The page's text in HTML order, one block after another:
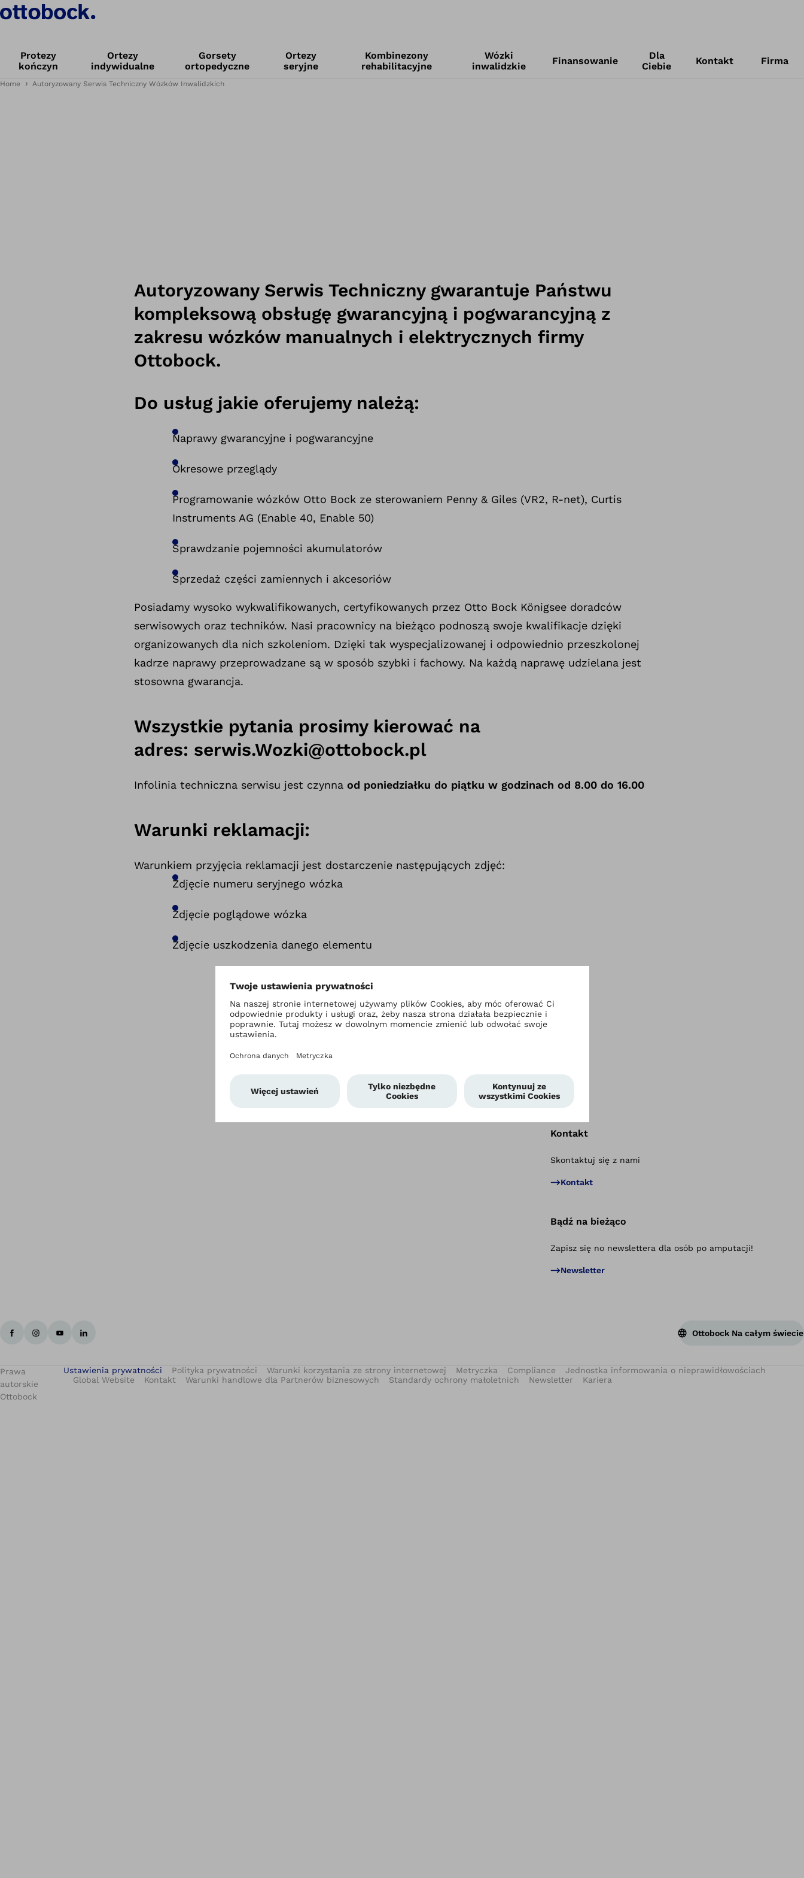
Protezy
kończyn
Ortezy
indywidualne
Gorsety
ortopedyczne
Ortezy
seryjne
Kombinezony
rehabilitacyjne
Wózki
inwalidzkie
Finansowanie
Dla
Ciebie
Kontakt Firma
Home Autoryzowany Serwis Techniczny Wózków Inwalidzkich
Autoryzowany Serwis Techniczny gwarantuje Państwu
kompleksową obsługę gwarancyjną i pogwarancyjną z
zakresu wózków manualnych i elektrycznych firmy
Ottobock.
Do usług jakie oferujemy należą:
Naprawy gwarancyjne i pogwarancyjne
Okresowe przeglądy
Programowanie wózków Otto Bock ze sterowaniem Penny & Giles (VR2, R-net), Curtis
Instruments AG (Enable 40, Enable 50)
Sprawdzanie pojemności akumulatorów
Sprzedaż części zamiennych i akcesoriów
Posiadamy wysoko wykwalifikowanych, certyfikowanych przez Otto Bock Königsee doradców
serwisowych oraz techników. Nasi pracownicy na bieżąco podnoszą swoje kwalifikacje dzięki
organizowanych dla nich szkoleniom. Dzięki tak wyspecjalizowanej i odpowiednio przeszkolonej
kadrze naprawy przeprowadzane są w sposób szybki i fachowy. Na każdą naprawę udzielana jest
stosowna gwarancja.
Wszystkie pytania prosimy kierować na
adres: serwis.Wozki@ottobock.pl
Infolinia techniczna serwisu jest czynna od poniedziałku do piątku w godzinach od 8.00 do 16.00
Warunki reklamacji:
Warunkiem przyjęcia reklamacji jest dostarczenie następujących zdjęć:
Zdjęcie numeru seryjnego wózka
Zdjęcie poglądowe wózka
Zdjęcie uszkodzenia danego elementu
Kontakt
Skontaktuj się z nami
Kontakt
Bądź na bieżąco
Zapisz się no newslettera dla osób po amputacji!
Newsletter
Ottobock Na całym świecie
Prawa
autorskie
Ottobock
Ustawienia prywatności Polityka prywatności Warunki korzystania ze strony internetowej Metryczka Compliance
Jednostka informowania o nieprawidłowościach
Global Website
Kontakt Warunki handlowe dla Partnerów biznesowych Standardy ochrony małoletnich Newsletter Kariera